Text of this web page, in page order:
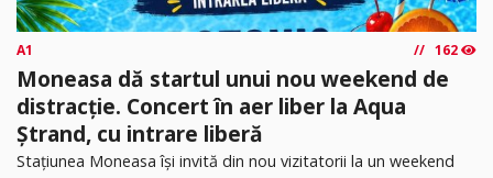
A1 162
Moneasa dă startul unui nou weekend de
distracție. Concert în aer liber la Aqua
Ștrand, cu intrare liberă
Stațiunea Moneasa își invită din nou vizitatorii la un weekend